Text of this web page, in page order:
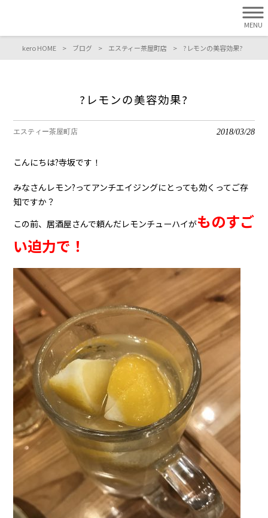
MENU
kero HOME > ブログ > エスティー茶屋町店 > ?レモンの美容効果?
?レモンの美容効果?
エスティー茶屋町店 2018/03/28
こんにちは?寺坂です！
みなさんレモン?ってアンチエイジングにとっても効くってご存
知ですか？
この前、居酒屋さんで頼んだレモンチューハイがものすご
い迫力で！